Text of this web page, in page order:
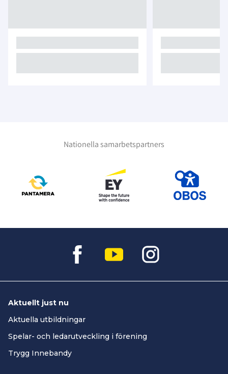
Nationella samarbetspartners
Aktuellt just nu
Aktuella utbildningar
Spelar- och ledarutveckling i förening
Trygg Innebandy